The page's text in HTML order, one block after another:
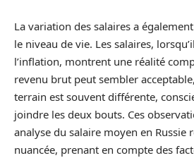
La variation des salaires a
le niveau de vie. Les salaires,
l’inflation, montrent une réalité
revenu brut peut sembler
terrain est souvent différente,
joindre les deux bouts. Ces
analyse du salaire moyen en Russie
nuancée, prenant en compte des